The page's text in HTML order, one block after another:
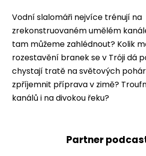
Vodní slalomáři nejvíce trénují na
zrekonstruovaném umělém
tam můžeme zahlédnout? Kolik
rozestavění branek se v Tróji dá
chystají tratě na světových
zpříjemnit příprava v zimě?
kanálů i na divokou řeku?
Partner